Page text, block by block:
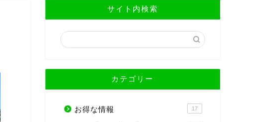
サイト内検索
カテゴリー
お得な情報 17